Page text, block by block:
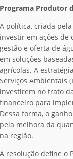
Programa Produtor
A política, criada
investir em ações de
gestão e oferta de
em soluções
agrícolas. A
Serviços Ambientais
investirem no trato
financeiro para
Dessa forma, o
pela melhora da
na região.
A resolução define o